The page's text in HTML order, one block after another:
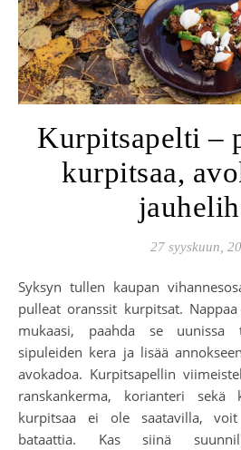
Kurpitsapelti –
kurpitsaa,
27 syyskuun,
Syksyn tullen kaupan vihannesosaston valtaavat ihanan
pulleat oranssit kurpitsat.
mukaasi, paahda se uunissa
sipuleiden kera ja lisää
avokadoa. Kurpitsapellin
ranskankerma, korianteri sekä
kurpitsaa ei ole saatavilla,
bataattia. Kas siinä